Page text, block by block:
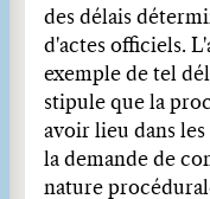
des délais
d'actes officiels.
exemple de tel
stipule que la
avoir lieu dans
la demande de
nature